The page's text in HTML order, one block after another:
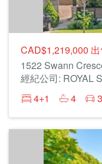
CAD$1,219,000
1522 Swann
經紀公司: ROYAL
4+1
4